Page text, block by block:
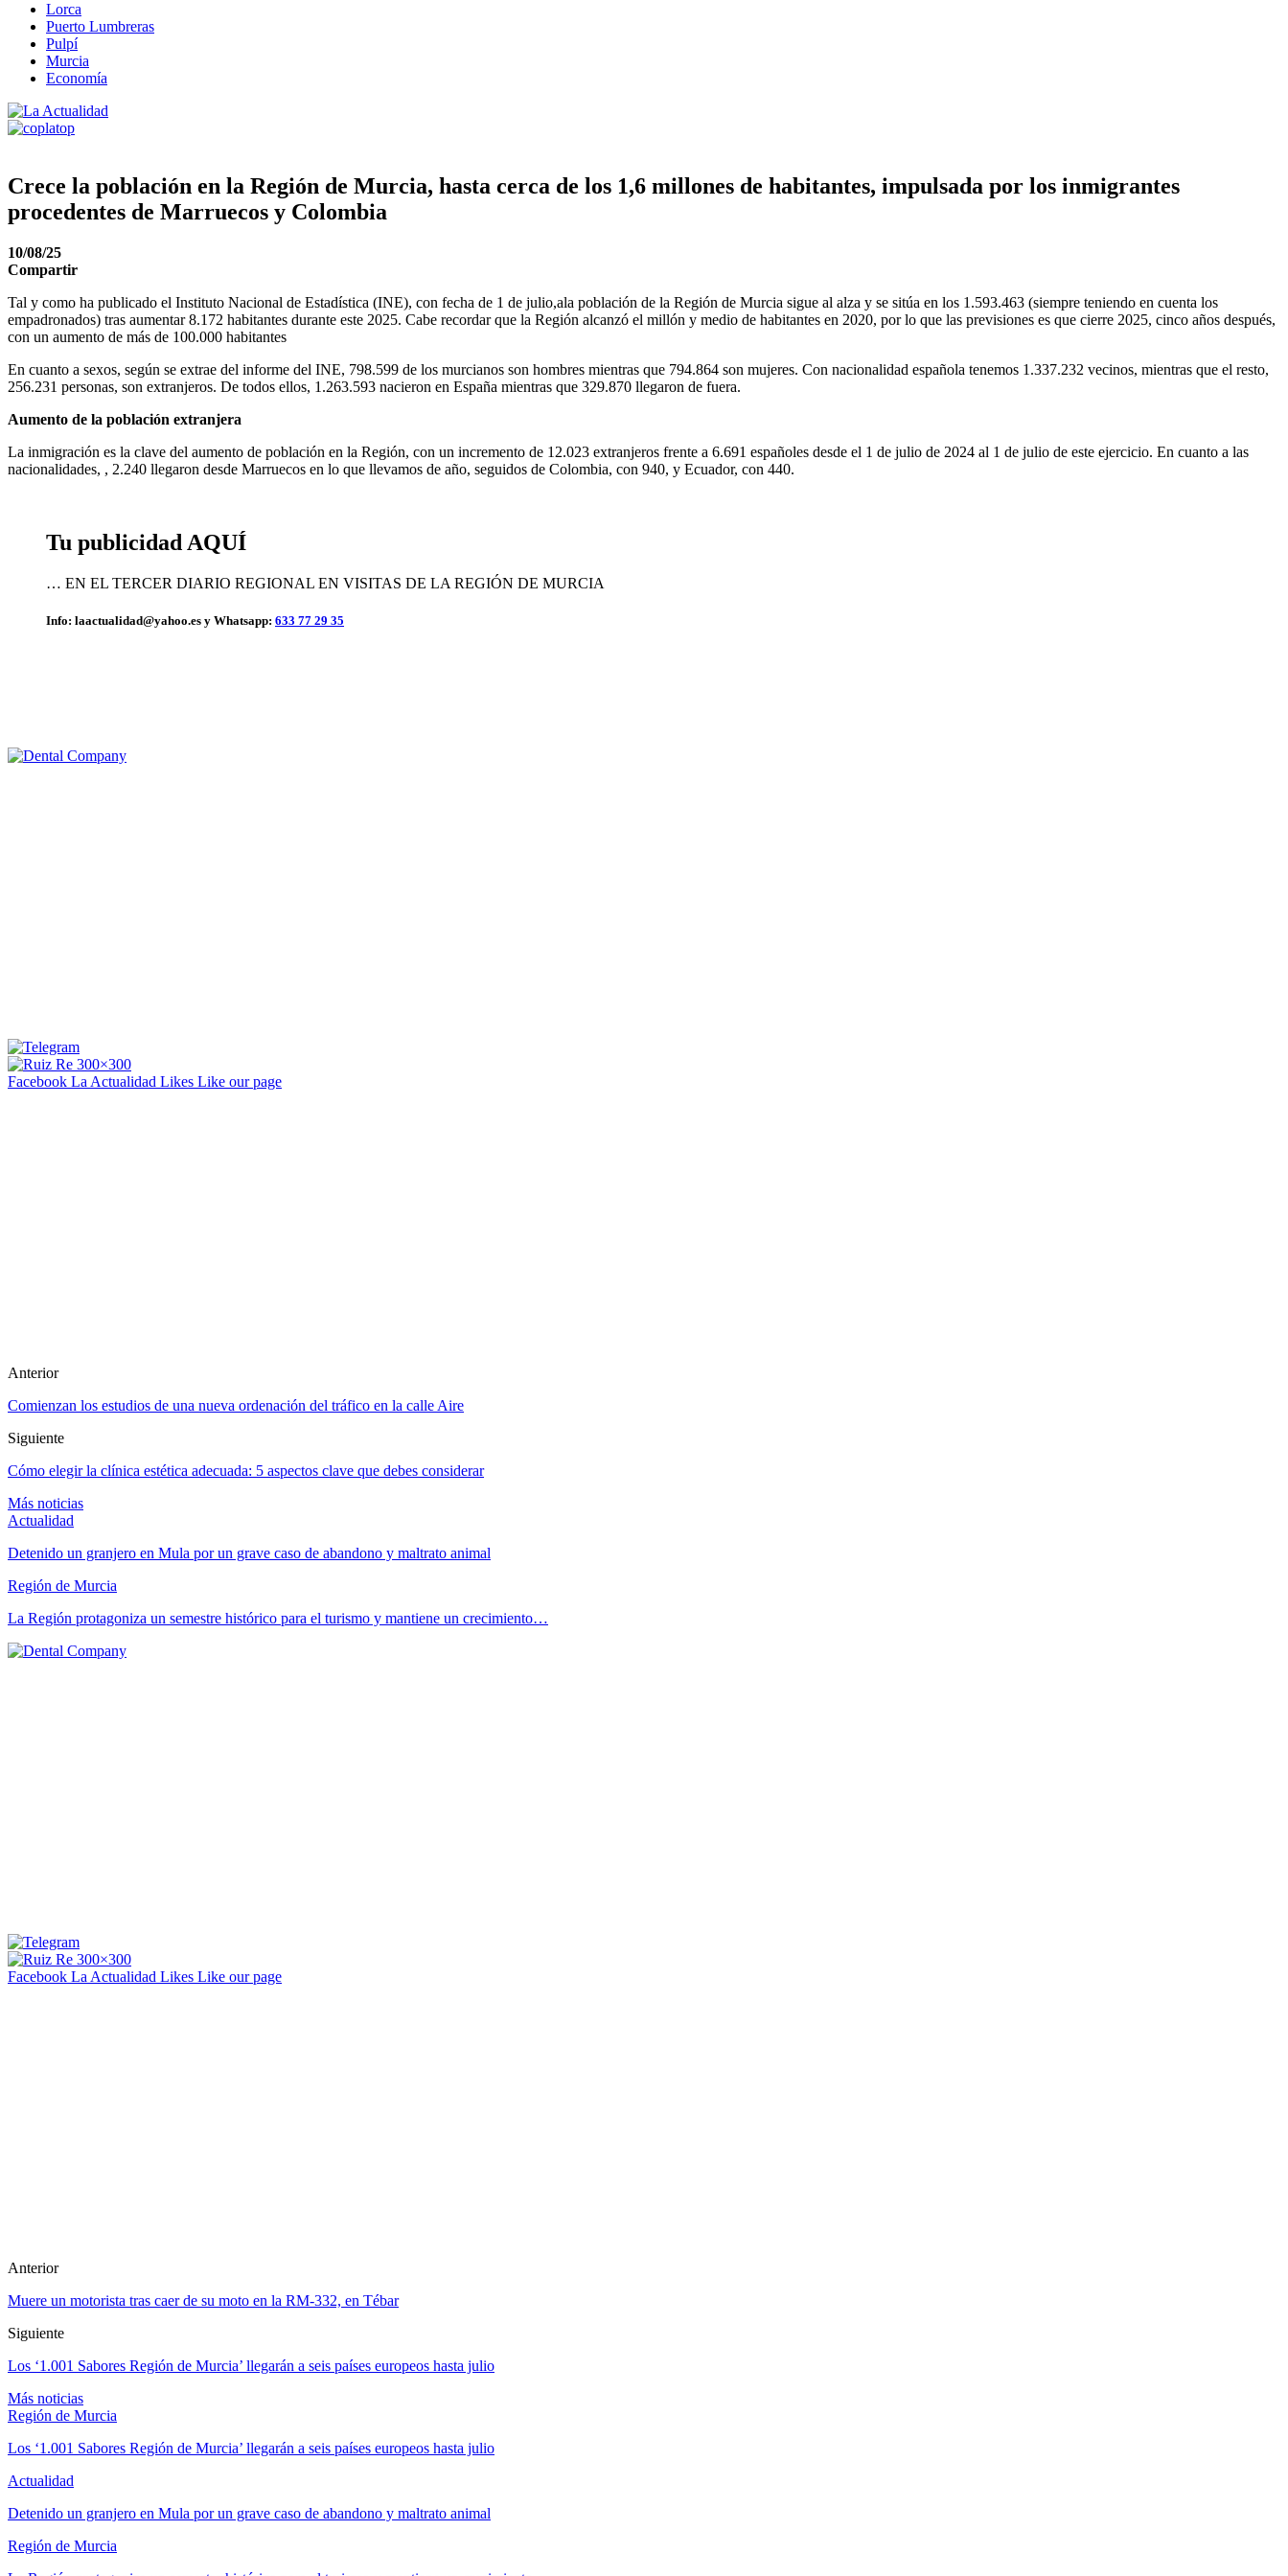
Lorca
Puerto Lumbreras
Pulpí
Murcia
Economía
Crece la población en la Región de Murcia, hasta cerca de los 1,6 millones de habitantes, impulsada por los inmigrantes
procedentes de Marruecos y Colombia
10/08/25
Compartir
Tal y como ha publicado el Instituto Nacional de Estadística (INE), con fecha de 1 de julio,ala población de la Región de Murcia sigue al alza y se sitúa en los 1.593.463 (siempre teniendo en cuenta los
empadronados) tras aumentar 8.172 habitantes durante este 2025. Cabe recordar que la Región alcanzó el millón y medio de habitantes en 2020, por lo que las previsiones es que cierre 2025, cinco años después,
con un aumento de más de 100.000 habitantes
En cuanto a sexos, según se extrae del informe del INE, 798.599 de los murcianos son hombres mientras que 794.864 son mujeres. Con nacionalidad española tenemos 1.337.232 vecinos, mientras que el resto,
256.231 personas, son extranjeros. De todos ellos, 1.263.593 nacieron en España mientras que 329.870 llegaron de fuera.
Aumento de la población extranjera
La inmigración es la clave del aumento de población en la Región, con un incremento de 12.023 extranjeros frente a 6.691 españoles desde el 1 de julio de 2024 al 1 de julio de este ejercicio. En cuanto a las
nacionalidades, , 2.240 llegaron desde Marruecos en lo que llevamos de año, seguidos de Colombia, con 940, y Ecuador, con 440.
Tu publicidad AQUÍ
… EN EL TERCER DIARIO REGIONAL EN VISITAS DE LA REGIÓN DE MURCIA
Info: laactualidad@yahoo.es y Whatsapp: 633 77 29 35
Facebook La Actualidad Likes Like our page
Anterior
Comienzan los estudios de una nueva ordenación del tráfico en la calle Aire
Siguiente
Cómo elegir la clínica estética adecuada: 5 aspectos clave que debes considerar
Más noticias
Actualidad
Detenido un granjero en Mula por un grave caso de abandono y maltrato animal
Región de Murcia
La Región protagoniza un semestre histórico para el turismo y mantiene un crecimiento…
Facebook La Actualidad Likes Like our page
Anterior
Muere un motorista tras caer de su moto en la RM-332, en Tébar
Siguiente
Los ‘1.001 Sabores Región de Murcia’ llegarán a seis países europeos hasta julio
Más noticias
Región de Murcia
Los ‘1.001 Sabores Región de Murcia’ llegarán a seis países europeos hasta julio
Actualidad
Detenido un granjero en Mula por un grave caso de abandono y maltrato animal
Región de Murcia